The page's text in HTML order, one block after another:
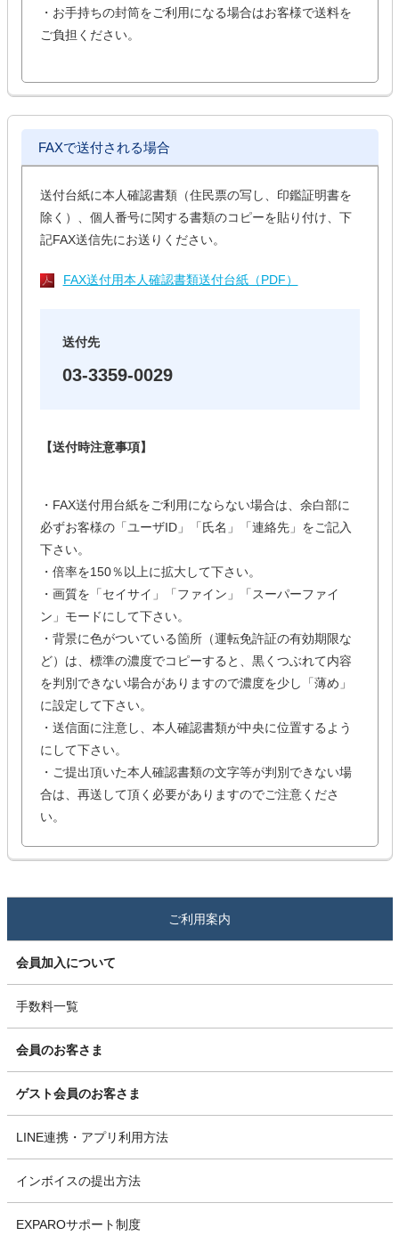
・お手持ちの封筒をご利用になる場合はお客様で送料を
ご負担ください。
FAXで送付される場合
送付台紙に本人確認書類（住民票の写し、印鑑証明書を
除く）、個人番号に関する書類のコピーを貼り付け、下
記FAX送信先にお送りください。
FAX送付用本人確認書類送付台紙（PDF）
送付先
03-3359-0029
【送付時注意事項】
・FAX送付用台紙をご利用にならない場合は、余白部に
必ずお客様の「ユーザID」「氏名」「連絡先」をご記入
下さい。
・倍率を150％以上に拡大して下さい。
・画質を「セイサイ」「ファイン」「スーパーファイ
ン」モードにして下さい。
・背景に色がついている箇所（運転免許証の有効期限な
ど）は、標準の濃度でコピーすると、黒くつぶれて内容
を判別できない場合がありますので濃度を少し「薄め」
に設定して下さい。
・送信面に注意し、本人確認書類が中央に位置するよう
にして下さい。
・ご提出頂いた本人確認書類の文字等が判別できない場
合は、再送して頂く必要がありますのでご注意くださ
い。
ご利用案内
会員加入について
手数料一覧
会員のお客さま
ゲスト会員のお客さま
LINE連携・アプリ利用方法
インボイスの提出方法
EXPAROサポート制度